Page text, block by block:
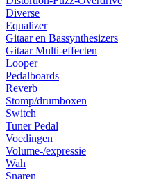
Diverse
Equalizer
Gitaar en Bassynthesizers
Gitaar Multi-effecten
Looper
Pedalboards
Reverb
Stomp/drumboxen
Switch
Tuner Pedal
Voedingen
Volume-/expressie
Wah
Snaren